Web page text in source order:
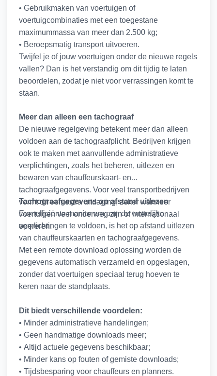
een SCM-gecertificeerde peilzender, zelfs verplicht
zijn.
Controleer daarom altijd de polisvoorwaarden of
laat je hierover adviseren voordat je een keuze
maakt.
Extra zekerheid voor jouw e-bike
Een goed slot blijft de basis van iedere beveiliging.
diefstal terugziet, dan biedt een GPS-oplossing
extra zekerheid. Of je nu kiest voor een GPS-tracker
of een GPS-tracker in combinatie met een SCM-
gecertificeerde peilzender, je beschikt altijd over
een oplossing die past bij jouw wensen.
Ben je benieuwd welke oplossing het beste aansluit
bij jouw situatie? Wij adviseren je graag.
• Gebruikmaken van voertuigen of
voertuigcombinaties met een toegestane
maximummassa van meer dan 2.500 kg;
• Beroepsmatig transport uitvoeren.
Twijfel je of jouw voertuigen onder de nieuwe regels
vallen? Dan is het verstandig om dit tijdig te laten
beoordelen, zodat je niet voor verrassingen komt te
staan.
Meer dan alleen een tachograaf
De nieuwe regelgeving betekent meer dan alleen
voldoen aan de tachograafplicht. Bedrijven krijgen
ook te maken met aanvullende administratieve
verplichtingen, zoals het beheren, uitlezen en
bewaren van chauffeurskaart- en
tachograafgegevens. Voor veel transportbedrijven
vormt dit een extra uitdaging, zeker wanneer
voertuigen veel onderweg zijn of internationaal
opereren.
Tachograafgegevens op afstand uitlezen
Een efficiënte manier om aan de wettelijke
verplichtingen te voldoen, is het op afstand uitlezen
van chauffeurskaarten en tachograafgegevens.
Met een remote download oplossing worden de
gegevens automatisch verzameld en opgeslagen,
zonder dat voertuigen speciaal terug hoeven te
keren naar de standplaats.
Dit biedt verschillende voordelen:
• Minder administratieve handelingen;
• Geen handmatige downloads meer;
• Altijd actuele gegevens beschikbaar;
• Minder kans op fouten of gemiste downloads;
• Tijdsbesparing voor chauffeurs en planners.